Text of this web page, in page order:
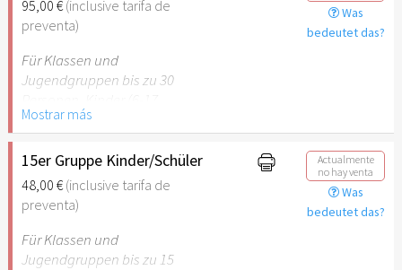
empfehlenswert.
95,00 €(inclusive tarifa de
preventa)
Was
bedeutet das?
Für Klassen und
Jugendgruppen bis zu 30
Jahre) oder Schüler mit
Schülerausweis inklusive
erwachsene Begleitperson.
Hinweis: Für Kinder unter 6
Jahren ist der Ostergarten
Stuttgart nicht
empfehlenswert.
Mostrar más
15er Gruppe Kinder/Schüler
48,00 €(inclusive tarifa de
preventa)
Actualmente
no hay venta
Was
bedeutet das?
Für Klassen und
Jugendgruppen bis zu 15